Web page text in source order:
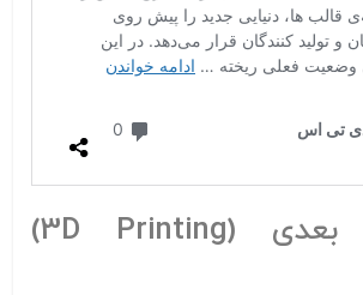
چاپ سه‌ بعدی (3D Printing)